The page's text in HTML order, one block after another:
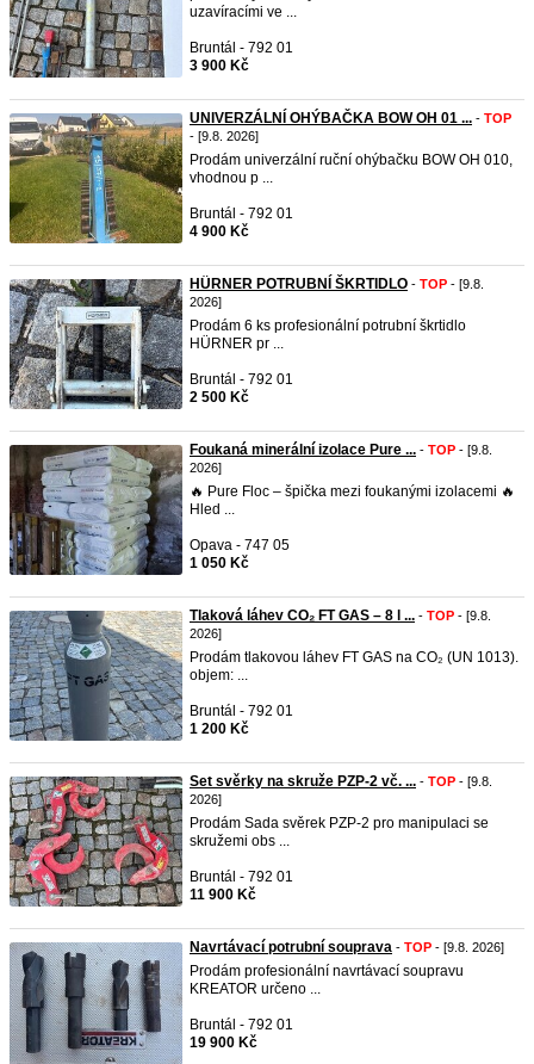
uzavíracími ve ...
Bruntál - 792 01
3 900 Kč
UNIVERZÁLNÍ OHÝBAČKA BOW OH 01 ... - TOP
- [9.8. 2026]
Prodám univerzální ruční ohýbačku BOW OH 010,
vhodnou p ...
Bruntál - 792 01
4 900 Kč
HÜRNER POTRUBNÍ ŠKRTIDLO - TOP - [9.8.
2026]
Prodám 6 ks profesionální potrubní škrtidlo
HÜRNER pr ...
Bruntál - 792 01
2 500 Kč
Foukaná minerální izolace Pure ... - TOP - [9.8.
2026]
🔥 Pure Floc – špička mezi foukanými izolacemi 🔥
Hled ...
Opava - 747 05
1 050 Kč
Tlaková láhev CO₂ FT GAS – 8 l ... - TOP - [9.8.
2026]
Prodám tlakovou láhev FT GAS na CO₂ (UN 1013).
objem: ...
Bruntál - 792 01
1 200 Kč
Set svěrky na skruže PZP-2 vč. ... - TOP - [9.8.
2026]
Prodám Sada svěrek PZP-2 pro manipulaci se
skružemi obs ...
Bruntál - 792 01
11 900 Kč
Navrtávací potrubní souprava - TOP - [9.8. 2026]
Prodám profesionální navrtávací soupravu
KREATOR určeno ...
Bruntál - 792 01
19 900 Kč